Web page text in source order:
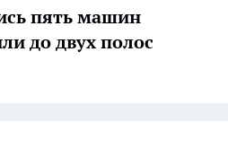
пять машин
до двух полос